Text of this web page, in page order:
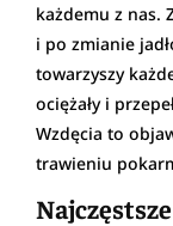
każdemu z nas.
i po zmianie
towarzyszy
ociężały i
Wzdęcia to
trawieniu